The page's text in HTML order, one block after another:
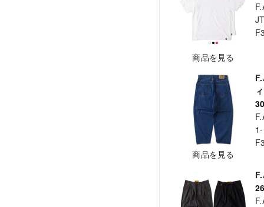
商品を見る
商品を見る